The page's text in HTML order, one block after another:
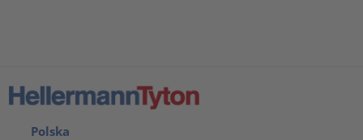
Polska